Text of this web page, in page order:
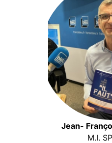
Jean-
M.I.